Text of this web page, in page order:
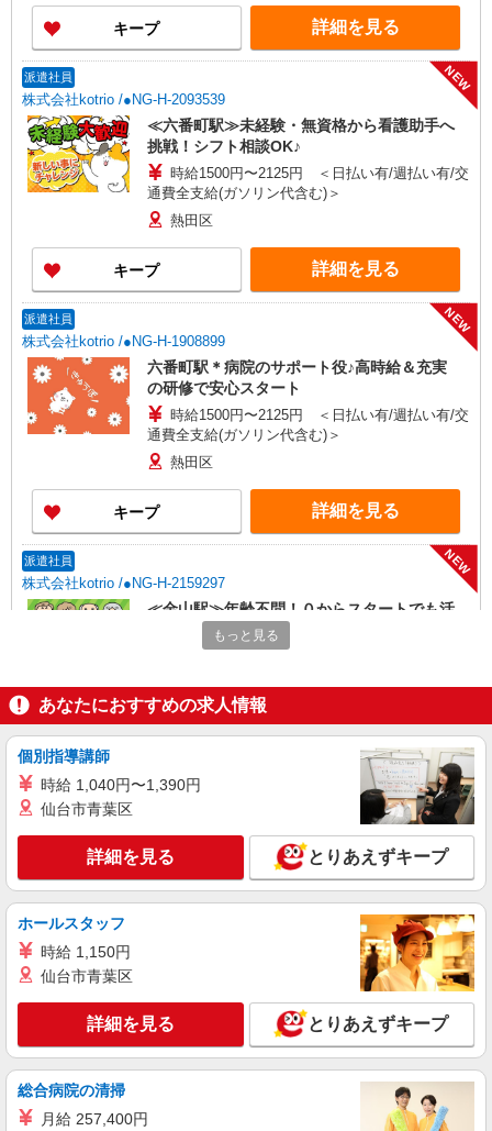
キープ 詳細を見る
派遣社員
株式会社kotrio /●NG-H-2093539
NEW
≪六番町駅≫未経験・無資格から看護助手へ
挑戦！シフト相談OK♪
時給1500円〜2125円 ＜日払い有/週払い有/交
通費全支給(ガソリン代含む)＞
熱田区
キープ 詳細を見る
派遣社員
株式会社kotrio /●NG-H-1908899
NEW
六番町駅＊病院のサポート役♪高時給＆充実
の研修で安心スタート
時給1500円〜2125円 ＜日払い有/週払い有/交
通費全支給(ガソリン代含む)＞
熱田区
キープ 詳細を見る
派遣社員
株式会社kotrio /●NG-H-2159297
NEW
≪金山駅≫年齢不問！０からスタートでも活
躍できる看護助手♪
名古屋市熱田区
詳細を見る
派遣社員 NEW
＜金山駅＞元気も、プライベートも諦めない
＊週3〜OK/看護助手
時給1500円〜2125円 ＜日払い有/週払い有/交
詳細を見る
派遣社員
株式会社kotrio /●NG-H-2159299
NEW
≪六番町駅≫年齢不問！０からスタートでも
活躍できる看護助手♪
もっと見る
あなたにおすすめの求人情報
個別指導講師
時給 1,040円〜1,390円
仙台市青葉区
詳細を見る とりあえずキープ
ホールスタッフ
時給 1,150円
仙台市青葉区
詳細を見る とりあえずキープ
総合病院の清掃
月給 257,400円